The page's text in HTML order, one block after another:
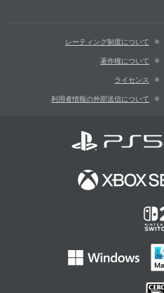
レーティング制度について
著作権について
ライセンス
利用者情報の外部送信について